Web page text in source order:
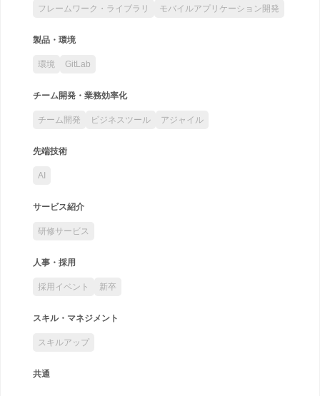
フレームワーク・ライブラリ
モバイルアプリケーション開発
製品・環境
環境 GitLab
チーム開発・業務効率化
チーム開発 ビジネスツール アジャイル
先端技術
AI
サービス紹介
研修サービス
人事・採用
採用イベント 新卒
スキル・マネジメント
スキルアップ
共通